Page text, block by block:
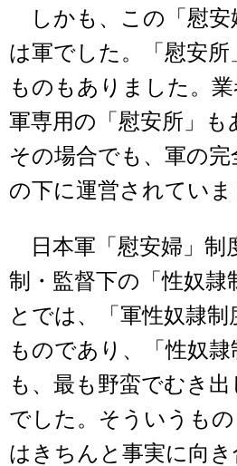
しかも、この「慰安
は軍でした。「慰安所
ものもありました。
軍専用の「慰安所」も
その場合でも、軍の
の下に運営されていま
日本軍「慰安婦」制
制・監督下の「性奴隷
とでは、「軍性奴隷制
ものであり、「性奴
も、最も野蛮でむき
でした。そういうも
はきちんと事実に向